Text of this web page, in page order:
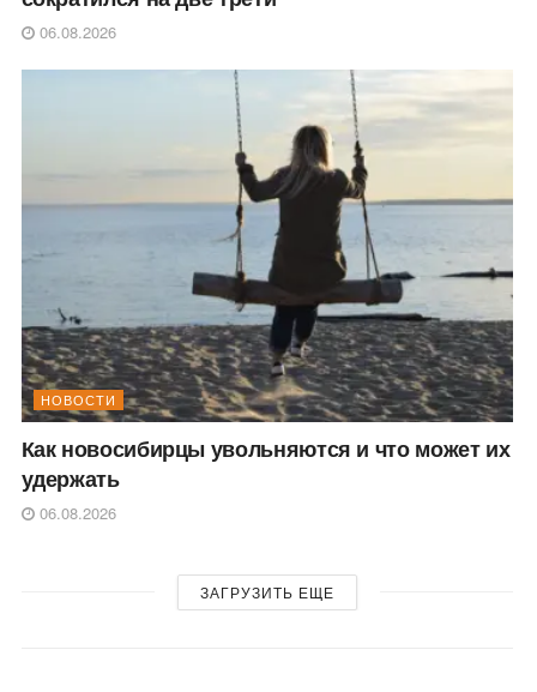
06.08.2026
НОВОСТИ
Как новосибирцы увольняются и что может их
удержать
06.08.2026
ЗАГРУЗИТЬ ЕЩЕ